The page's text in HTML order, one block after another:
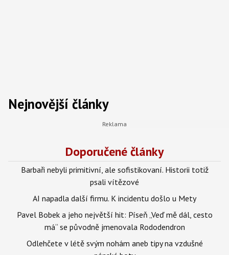
Nejnovější články
Doporučené články
Barbaři nebyli primitivní, ale sofistikovaní. Historii totiž
psali vítězové
AI napadla další firmu. K incidentu došlo u Mety
Pavel Bobek a jeho největší hit: Píseň „Veď mě dál, cesto
má“ se původně jmenovala Rododendron
Odlehčete v létě svým nohám aneb tipy na vzdušné